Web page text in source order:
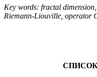
Key words: fractal
Riemann-Liouville, operator